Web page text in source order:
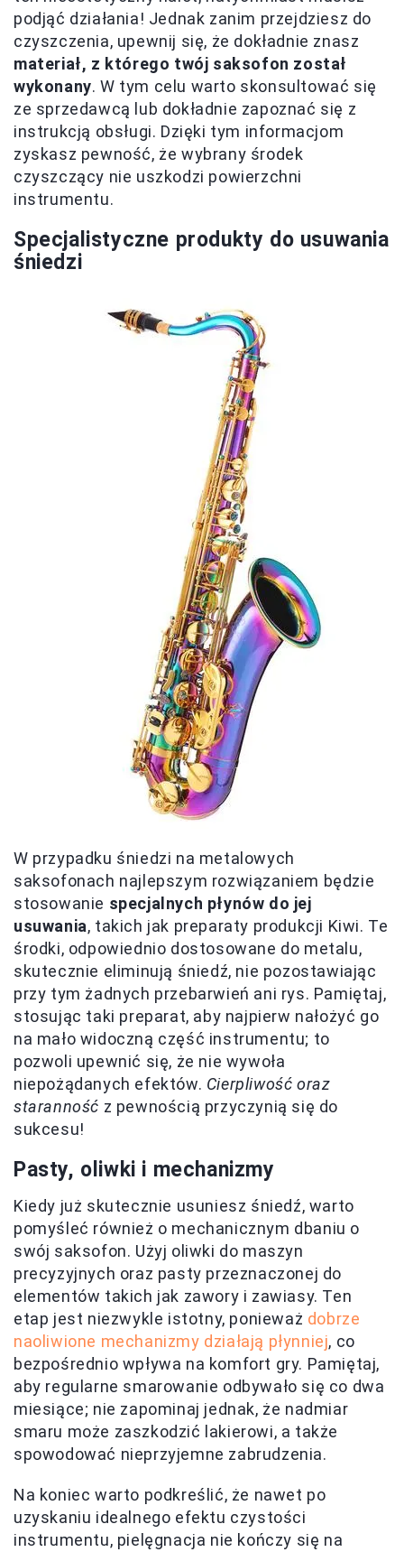
podjąć działania! Jednak zanim przejdziesz do
czyszczenia, upewnij się, że dokładnie znasz
materiał, z którego twój saksofon został
wykonany. W tym celu warto skonsultować się
ze sprzedawcą lub dokładnie zapoznać się z
instrukcją obsługi. Dzięki tym informacjom
zyskasz pewność, że wybrany środek
czyszczący nie uszkodzi powierzchni
instrumentu.
Specjalistyczne produkty do usuwania
śniedzi
W przypadku śniedzi na metalowych
saksofonach najlepszym rozwiązaniem będzie
stosowanie specjalnych płynów do jej
usuwania, takich jak preparaty produkcji Kiwi. Te
środki, odpowiednio dostosowane do metalu,
skutecznie eliminują śniedź, nie pozostawiając
przy tym żadnych przebarwień ani rys. Pamiętaj,
stosując taki preparat, aby najpierw nałożyć go
na mało widoczną część instrumentu; to
pozwoli upewnić się, że nie wywoła
niepożądanych efektów. Cierpliwość oraz
staranność z pewnością przyczynią się do
sukcesu!
Pasty, oliwki i mechanizmy
Kiedy już skutecznie usuniesz śniedź, warto
pomyśleć również o mechanicznym dbaniu o
swój saksofon. Użyj oliwki do maszyn
precyzyjnych oraz pasty przeznaczonej do
elementów takich jak zawory i zawiasy. Ten
etap jest niezwykle istotny, ponieważ dobrze
naoliwione mechanizmy działają płynniej, co
bezpośrednio wpływa na komfort gry. Pamiętaj,
aby regularne smarowanie odbywało się co dwa
miesiące; nie zapominaj jednak, że nadmiar
smaru może zaszkodzić lakierowi, a także
spowodować nieprzyjemne zabrudzenia.
Na koniec warto podkreślić, że nawet po
uzyskaniu idealnego efektu czystości
instrumentu, pielęgnacja nie kończy się na